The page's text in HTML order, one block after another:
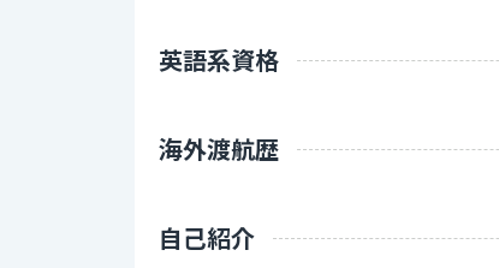
英語系資格
海外渡航歴
自己紹介